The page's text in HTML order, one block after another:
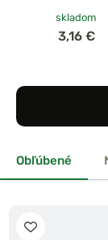
skladom
3,16 €
Obľúbené